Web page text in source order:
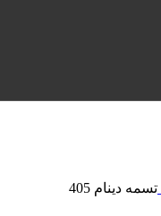
تسمه دینام 405